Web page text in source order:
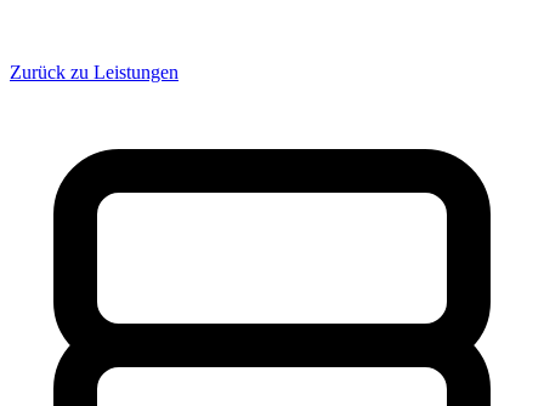
Zurück zu Leistungen